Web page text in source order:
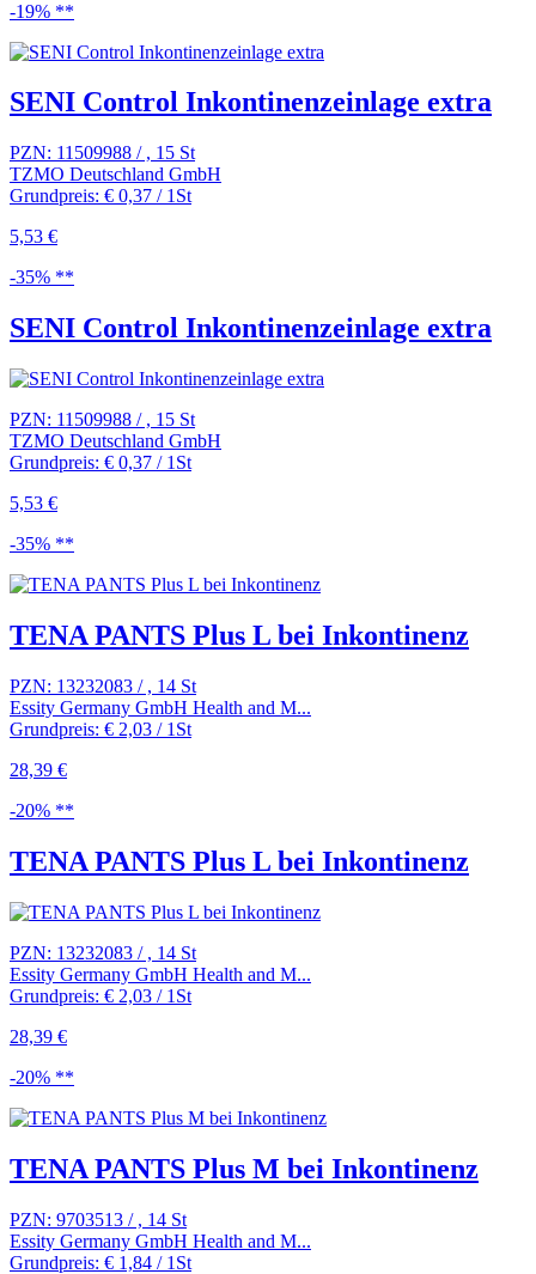
-19% **
SENI Control Inkontinenzeinlage extra
PZN: 11509988 / , 15 St
TZMO Deutschland GmbH
Grundpreis: € 0,37 / 1St
5,53 €
-35% **
SENI Control Inkontinenzeinlage extra
PZN: 11509988 / , 15 St
TZMO Deutschland GmbH
Grundpreis: € 0,37 / 1St
5,53 €
-35% **
TENA PANTS Plus L bei Inkontinenz
PZN: 13232083 / , 14 St
Essity Germany GmbH Health and M...
Grundpreis: € 2,03 / 1St
28,39 €
-20% **
TENA PANTS Plus L bei Inkontinenz
PZN: 13232083 / , 14 St
Essity Germany GmbH Health and M...
Grundpreis: € 2,03 / 1St
28,39 €
-20% **
TENA PANTS Plus M bei Inkontinenz
PZN: 9703513 / , 14 St
Essity Germany GmbH Health and M...
Grundpreis: € 1,84 / 1St